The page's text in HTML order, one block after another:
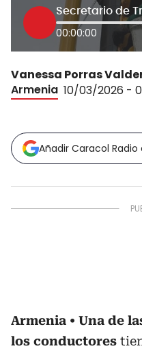
00:00:00
Vanessa Porras
Armenia 10/03/2026 -
Añadir Caracol Radio
Armenia
Una de
los conductores